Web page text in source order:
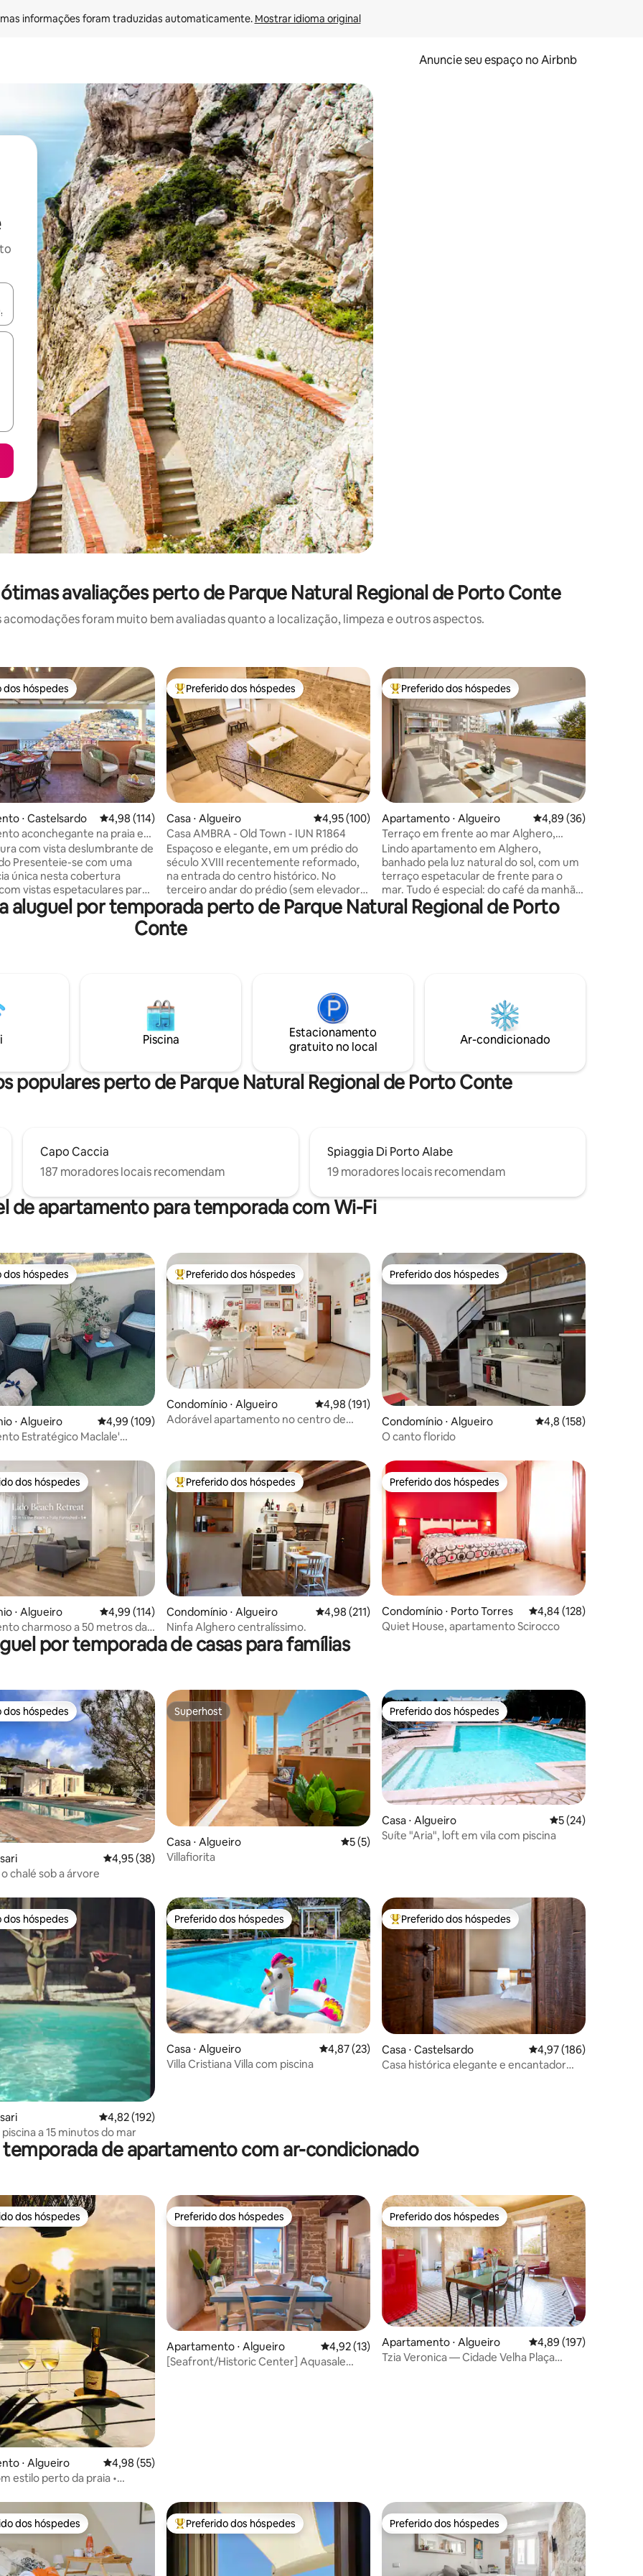
informações foram traduzidas automaticamente. Mostrar idioma original
Anuncie seu espaço no Airbnb
os usando as seta para cima e para baixo do teclado ou tocando e deslizando o dedo na tela.
avaliações perto de Parque Natural Regional de Porto Conte
acomodações foram muito bem avaliadas quanto a localização, limpeza e outros aspectos.
de 5, 26 avaliações
dos hóspedes
dos hóspedes
⋅ Castelsardo 4,98 de uma avaliação média de 5, 114 avaliações
4,98 (114)
aconchegante na praia em
e terraço panorâmico
com vista deslumbrante de
uma
única nesta cobertura
vistas espetaculares para
medieval. Localizada na
prestigiada, oferece uma
para visitar as praias de águas
do norte da Sardenha e os
Conheça
do mirante mais bonito! ✨
Entre os melhores preferidos dos hóspedes
Preferido dos hóspedes
Casa ⋅ Algueiro 4,95 de uma avaliação média de 5, 100 avaliações
4,95 (100)
Casa AMBRA - Old Town - IUN R1864
Espaçoso e elegante, em um prédio do
século XVIII recentemente reformado,
na entrada do centro histórico. No
terceiro andar do prédio (sem elevador),
em dois andares: sala de estar com sofá-
cama, cozinha, quarto de casal e
banheiro no primeiro andar, quarto de
móveis é contemporâneo. A 5 minutos
do mercado, estacionamento público a
300/350 metros, ônibus para o aeroporto
e as praias a 200 metros.
Entre os melhores preferidos dos hóspedes
Preferido dos hóspedes
Apartamento ⋅ Algueiro 4,89 de uma
4,89 (36)
Terraço em frente ao mar Alghero,
relaxamento Wifi AC garagem
Lindo apartamento em Alghero,
banhado pela luz natural do sol, com um
terraço espetacular de frente para o
mar. Tudo é especial: do café da manhã
olhando para o horizonte ao aperitivo do
pôr do sol. A acomodação tem grandes
principais serviços, a 800 metros do
centro histórico. Um refúgio de designer
para quem busca emoção e conforto.
aluguel por temporada perto de Parque Natural Regional de Porto
Conte
Piscina
Estacionamento
gratuito no local
Ar-condicionado
populares perto de Parque Natural Regional de Porto Conte
Capo Caccia
187 moradores locais recomendam
Spiaggia Di Porto Alabe
19 moradores locais recomendam
de apartamento para temporada com Wi-Fi
de 5, 70 avaliações
dos hóspedes
dos hóspedes
⋅ Algueiro 4,99 de uma avaliação média de 5, 109 avaliações
4,99 (109)
Estratégico Maclale'
Entre os melhores preferidos dos hóspedes
Preferido dos hóspedes
Condomínio ⋅ Algueiro 4,98 de uma avaliação média de 5, 191 avaliações
4,98 (191)
Adorável apartamento no centro de
Preferido dos hóspedes
Preferido dos hóspedes
Condomínio ⋅ Algueiro 4,8 de uma avaliação
4,8 (158)
O canto florido
de 5, 108 avaliações
preferidos dos hóspedes
dos hóspedes
⋅ Algueiro 4,99 de uma avaliação média de 5, 114 avaliações
4,99 (114)
charmoso a 50 metros da
Entre os melhores preferidos dos hóspedes
Preferido dos hóspedes
Condomínio ⋅ Algueiro 4,98 de uma avaliação média de 5, 211 avaliações
4,98 (211)
Ninfa Alghero centralíssimo.
Preferido dos hóspedes
Preferido dos hóspedes
Condomínio ⋅ Porto Torres 4,84 de uma avaliação
4,84 (128)
Quiet House, apartamento Scirocco
por temporada de casas para famílias
média de 5, 6 avaliações
dos hóspedes
dos hóspedes
4,95 de uma avaliação média de 5, 38 avaliações
4,95 (38)
chalé sob a árvore
Superhost
Superhost
Casa ⋅ Algueiro 5 de uma avaliação média de 5, 5 avaliações
5 (5)
Villafiorita
Preferido dos hóspedes
Preferido dos hóspedes
Casa ⋅ Algueiro 5 de uma
5 (24)
Suíte "Aria", loft em vila com piscina
de 5, 41 avaliações
dos hóspedes
dos hóspedes
4,82 de uma avaliação média de 5, 192 avaliações
4,82 (192)
a 15 minutos do mar
Preferido dos hóspedes
Preferido dos hóspedes
Casa ⋅ Algueiro 4,87 de uma avaliação média de 5, 23 avaliações
4,87 (23)
Villa Cristiana Villa com piscina
Entre os melhores preferidos dos hóspedes
Preferido dos hóspedes
Casa ⋅ Castelsardo 4,97 de uma avaliação
4,97 (186)
Casa histórica elegante e encantador
de apartamento com ar-condicionado
de 5, 21 avaliações
preferidos dos hóspedes
dos hóspedes
⋅ Algueiro 4,98 de uma avaliação média de 5, 55 avaliações
4,98 (55)
estilo perto da praia •
Preferido dos hóspedes
Preferido dos hóspedes
Apartamento ⋅ Algueiro 4,92 de uma avaliação média de 5, 13 avaliações
4,92 (13)
[Seafront/Historic Center] Aquasale
Preferido dos hóspedes
Preferido dos hóspedes
Apartamento ⋅ Algueiro 4,89 de uma avaliação
4,89 (197)
Tzia Veronica — Cidade Velha Plaça
preferidos dos hóspedes
dos hóspedes Entre os melhores preferidos dos hóspedes
Preferido dos hóspedes Preferido dos hóspedes
Preferido dos hóspedes